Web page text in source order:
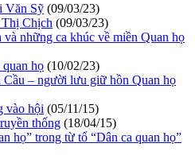
Văn Sỹ (09/03/23)
Chịch (09/03/23)
những ca khúc về miền Quan họ
họ (10/02/23)
– người lưu giữ hồn Quan họ
vào hội (05/11/15)
thống (18/04/15)
họ” trong từ tổ “Dân ca quan họ”